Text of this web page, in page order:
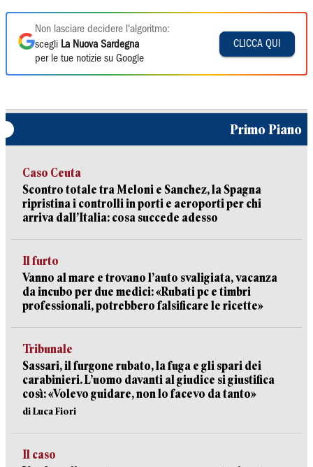
Non lasciare decidere l'algoritmo:
scegli La Nuova Sardegna
per le tue notizie su Google
CLICCA QUI
Primo Piano
Caso Ceuta
Scontro totale tra Meloni e Sanchez, la Spagna
ripristina i controlli in porti e aeroporti per chi
arriva dall’Italia: cosa succede adesso
Il furto
Vanno al mare e trovano l’auto svaligiata, vacanza
da incubo per due medici: «Rubati pc e timbri
professionali, potrebbero falsificare le ricette»
Tribunale
Sassari, il furgone rubato, la fuga e gli spari dei
carabinieri. L’uomo davanti al giudice si giustifica
così: «Volevo guidare, non lo facevo da tanto»
di Luca Fiori
Il caso